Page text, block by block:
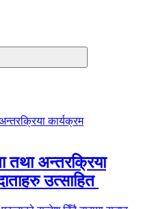
तथा अन्तरक्रिया
उत्साहित